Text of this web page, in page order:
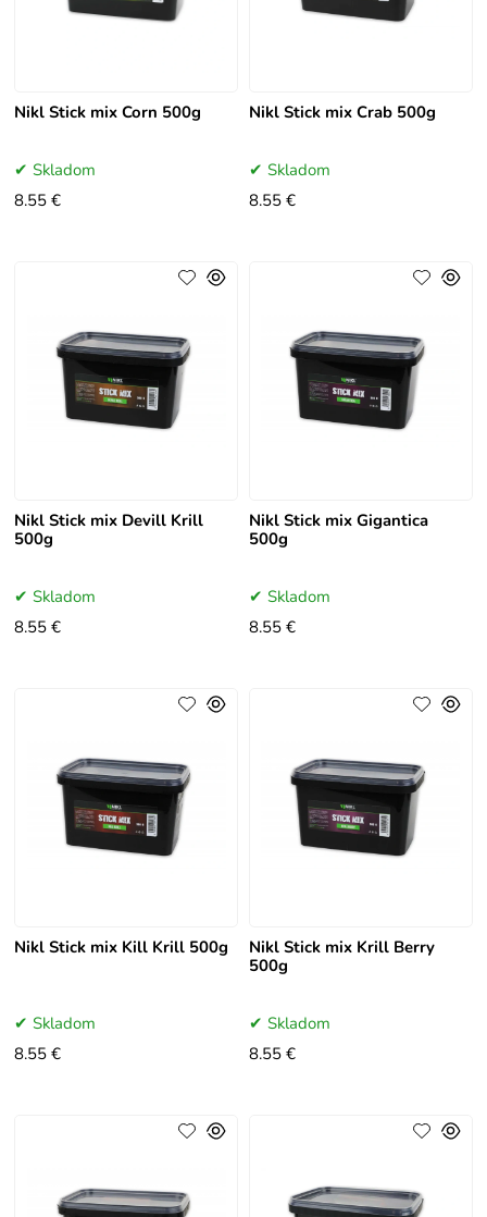
Nikl Stick mix Corn 500g
Skladom
8.55 €
Nikl Stick mix Crab 500g
Skladom
8.55 €
Nikl Stick mix Devill Krill
500g
Skladom
8.55 €
Nikl Stick mix Gigantica
500g
Skladom
8.55 €
Nikl Stick mix Kill Krill 500g
Skladom
8.55 €
Nikl Stick mix Krill Berry
500g
Skladom
8.55 €